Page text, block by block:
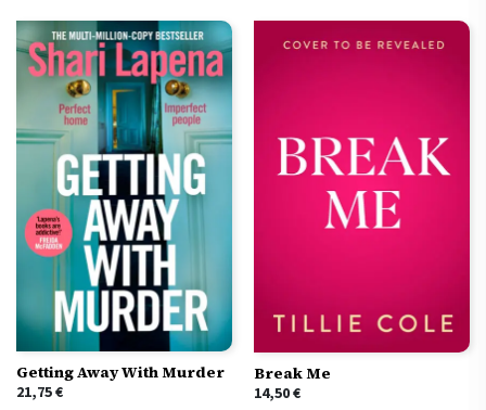
Getting Away With Murder
21,75€
Break Me
14,50€